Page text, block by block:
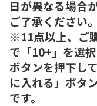
日が異なる場合
ご了承ください。
※11点以上、ご
で「10+」を選
ボタンを押下し
に入れる」ボタ
です。